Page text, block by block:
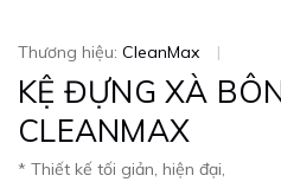
Thương hiệu: CleanMax |
KỆ ĐỰNG XÀ
CLEANMAX
* Thiết kế tối giản, hiện đại,